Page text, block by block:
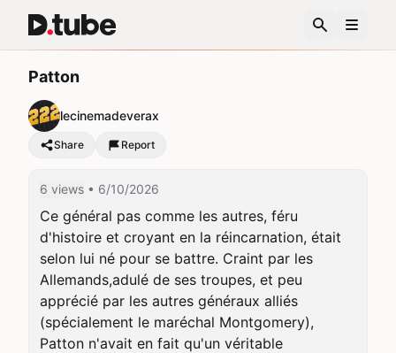
Patton
lecinemadeverax
Share Report
6 views • 6/10/2026
Ce général pas comme les autres, féru
d'histoire et croyant en la réincarnation, était
selon lui né pour se battre. Craint par les
Allemands,adulé de ses troupes, et peu
apprécié par les autres généraux alliés
(spécialement le maréchal Montgomery),
Patton n'avait en fait qu'un véritable